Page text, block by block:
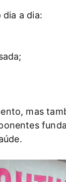
a dia:
mas